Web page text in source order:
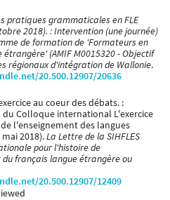
pratiques grammaticales en FLE
2018). : Intervention (une journée)
de formation de 'Formateurs en
(AMIF M0015320 - Objectif
régionaux d'intégration de Wallonie.
20.500.12907/20636
au coeur des débats. :
Colloque international L'exercice
l'enseignement des langues
mai 2018).La Lettre de la SIHFLES
pour l'histoire de
français langue étrangère ou
20.500.12907/12409